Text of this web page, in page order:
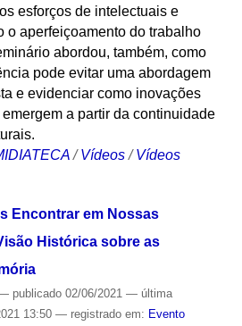
esforços de intelectuais e
o aperfeiçoamento do trabalho
abordou, também, como
pode evitar uma abordagem
e evidenciar como inovações
a partir da continuidade
/Vídeos /Vídeos
Encontrar em Nossas
Histórica sobre as
publicado02/06/2021 — última
13:50 — registrado em: Evento